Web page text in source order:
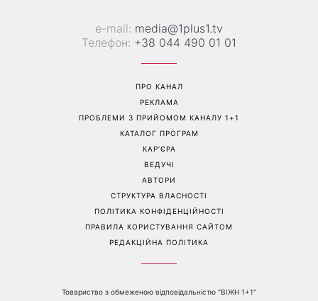
е-mail: media@1plus1.tv
Телефон: +38 044 490 01 01
ПРО КАНАЛ
РЕКЛАМА
ПРОБЛЕМИ З ПРИЙОМОМ КАНАЛУ 1+1
КАТАЛОГ ПРОГРАМ
КАР’ЄРА
ВЕДУЧІ
АВТОРИ
СТРУКТУРА ВЛАСНОСТІ
ПОЛІТИКА КОНФІДЕНЦІЙНОСТІ
ПРАВИЛА КОРИСТУВАННЯ САЙТОМ
РЕДАКЦІЙНА ПОЛІТИКА
Товариство з обмеженою відповідальністю "ВІЖН 1+1"